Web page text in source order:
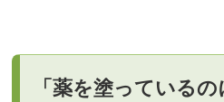
「薬を塗っている